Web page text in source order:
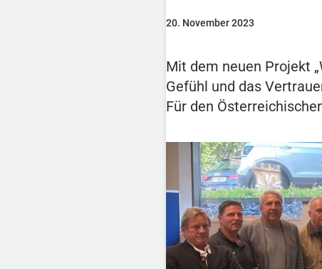
20. November 2023
Mit dem neuen Projekt
Gefühl und das
Für den